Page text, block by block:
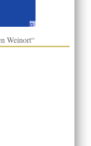
Weinort“